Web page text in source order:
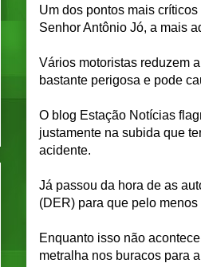
Um dos pontos mais
Senhor Antônio Jó, a mais
Vários motoristas reduzem
bastante perigosa e pode
O blog Estação Notícias
justamente na subida que
acidente.
Já passou da hora de as
(DER) para que pelo
Enquanto isso não
metralha nos buracos para